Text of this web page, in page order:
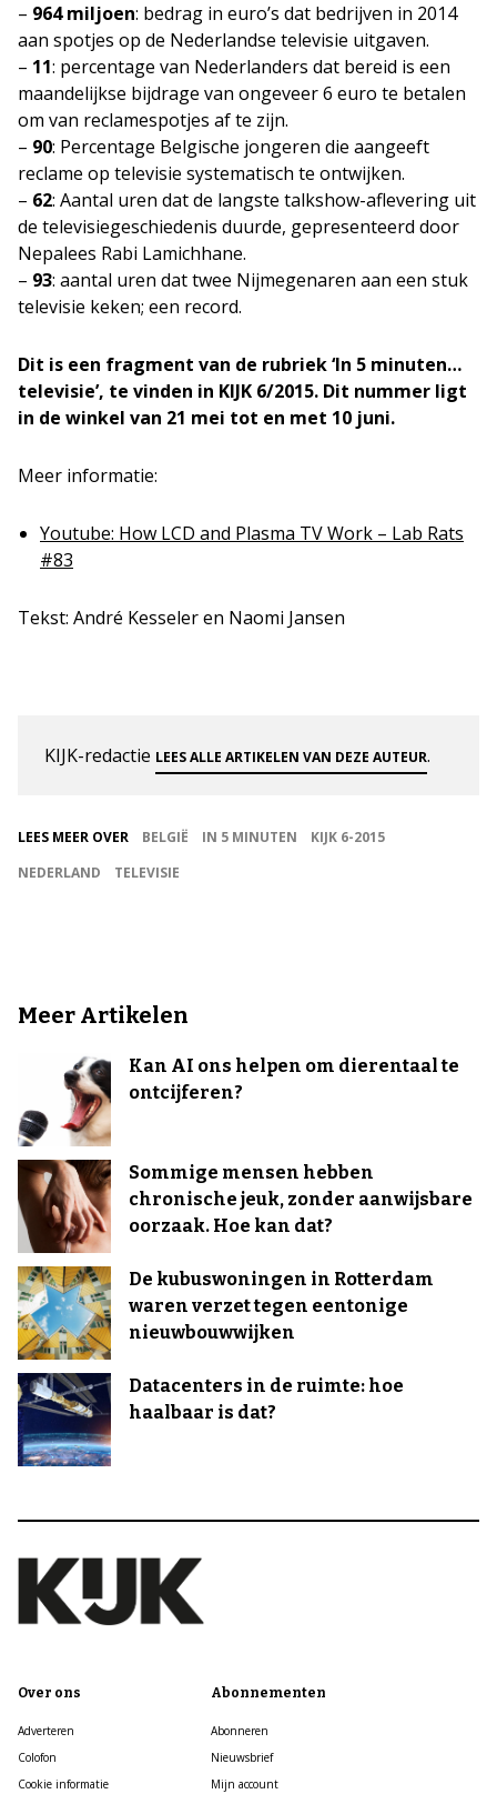
– 964 miljoen: bedrag in euro’s dat bedrijven in 2014
aan spotjes op de Nederlandse televisie uitgaven.
– 11: percentage van Nederlanders dat bereid is een
maandelijkse bijdrage van ongeveer 6 euro te betalen
om van reclamespotjes af te zijn.
– 90: Percentage Belgische jongeren die aangeeft
reclame op televisie systematisch te ontwijken.
– 62: Aantal uren dat de langste talkshow-aflevering uit
de televisiegeschiedenis duurde, gepresenteerd door
Nepalees Rabi Lamichhane.
– 93: aantal uren dat twee Nijmegenaren aan een stuk
televisie keken; een record.
Dit is een fragment van de rubriek ‘In 5 minuten…
televisie’, te vinden in KIJK 6/2015. Dit nummer ligt
in de winkel van 21 mei tot en met 10 juni.
Meer informatie:
Youtube: How LCD and Plasma TV Work – Lab Rats
#83
Tekst: André Kesseler en Naomi Jansen
KIJK-redactie LEES ALLE ARTIKELEN VAN DEZE AUTEUR.
LEES MEER OVER BELGIË IN 5 MINUTEN
KIJK 6-2015
NEDERLAND
TELEVISIE
Meer Artikelen
Kan AI ons helpen om dierentaal te
ontcijferen?
Sommige mensen hebben
chronische jeuk, zonder aanwijsbare
oorzaak. Hoe kan dat?
De kubuswoningen in Rotterdam
waren verzet tegen eentonige
nieuwbouwwijken
Datacenters in de ruimte: hoe
haalbaar is dat?
Over ons
Adverteren
Colofon
Cookie informatie
Abonnementen
Abonneren
Nieuwsbrief
Mijn account